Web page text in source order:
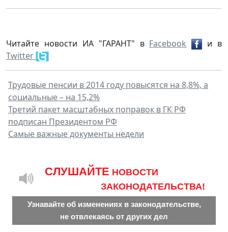
Читайте новости ИА "ГАРАНТ" в Facebook
и в
Twitter
Трудовые пенсии в 2014 году повысятся на 8,8%, а
социальные – на 15,2%
Третий пакет масштабных поправок в ГК РФ
подписан Президентом РФ
Самые важные документы недели
CЛУШАЙТЕ НОВОСТИ
ЗАКОНОДАТЕЛЬСТВА!
Узнавайте об изменениях в законодательстве,
не отвлекаясь от других дел